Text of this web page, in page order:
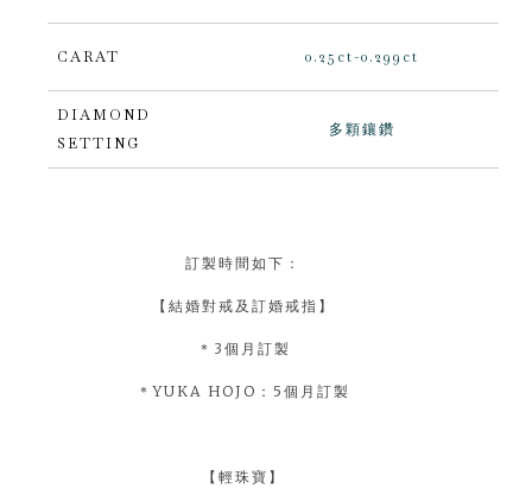
CARAT 0.25ct-0.299ct
DIAMOND
SETTING
多顆鑲鑽
訂製時間如下：
【結婚對戒及訂婚戒指】
＊3個月訂製
＊YUKA HOJO：5個月訂製
【輕珠寶】